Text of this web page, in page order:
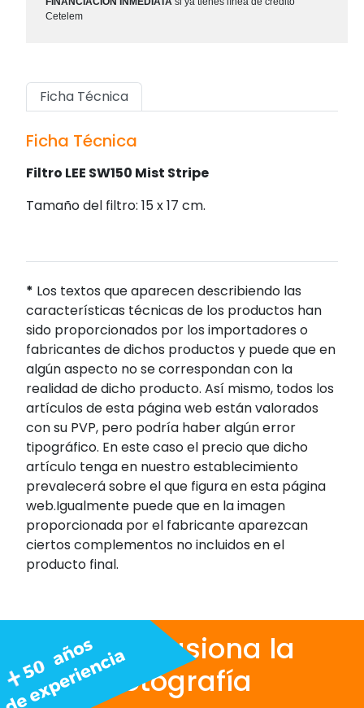
Cetelem
Ficha Técnica
Ficha Técnica
Filtro LEE SW150 Mist Stripe
Tamaño del filtro: 15 x 17 cm.
* Los textos que aparecen describiendo las
características técnicas de los productos han
sido proporcionados por los importadores o
fabricantes de dichos productos y puede que en
algún aspecto no se correspondan con la
realidad de dicho producto. Así mismo, todos los
artículos de esta página web están valorados
con su PVP, pero podría haber algún error
tipográfico. En este caso el precio que dicho
artículo tenga en nuestro establecimiento
prevalecerá sobre el que figura en esta página
web.Igualmente puede que en la imagen
proporcionada por el fabricante aparezcan
ciertos complementos no incluidos en el
producto final.
Nos apasiona la
fotografía